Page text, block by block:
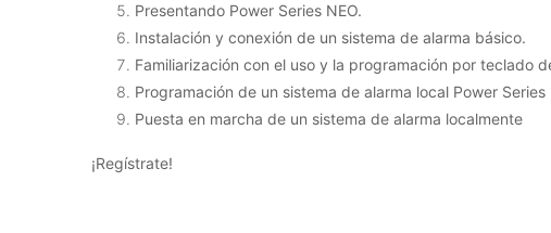
Presentando Power Series NEO.
Instalación y conexión de un sistema de alarma básico.
Familiarización con el uso y la programación por teclado
Programación de un sistema de alarma local Power Series
Puesta en marcha de un sistema de alarma localmente
¡Regístrate!